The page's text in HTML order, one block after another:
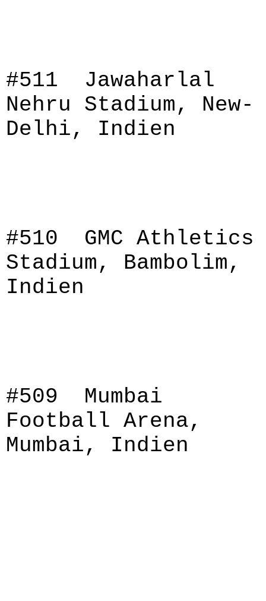
#511 Jawaharlal
Nehru Stadium, New-
Delhi, Indien
#510 GMC Athletics
Stadium, Bambolim,
Indien
#509 Mumbai
Football Arena,
Mumbai, Indien